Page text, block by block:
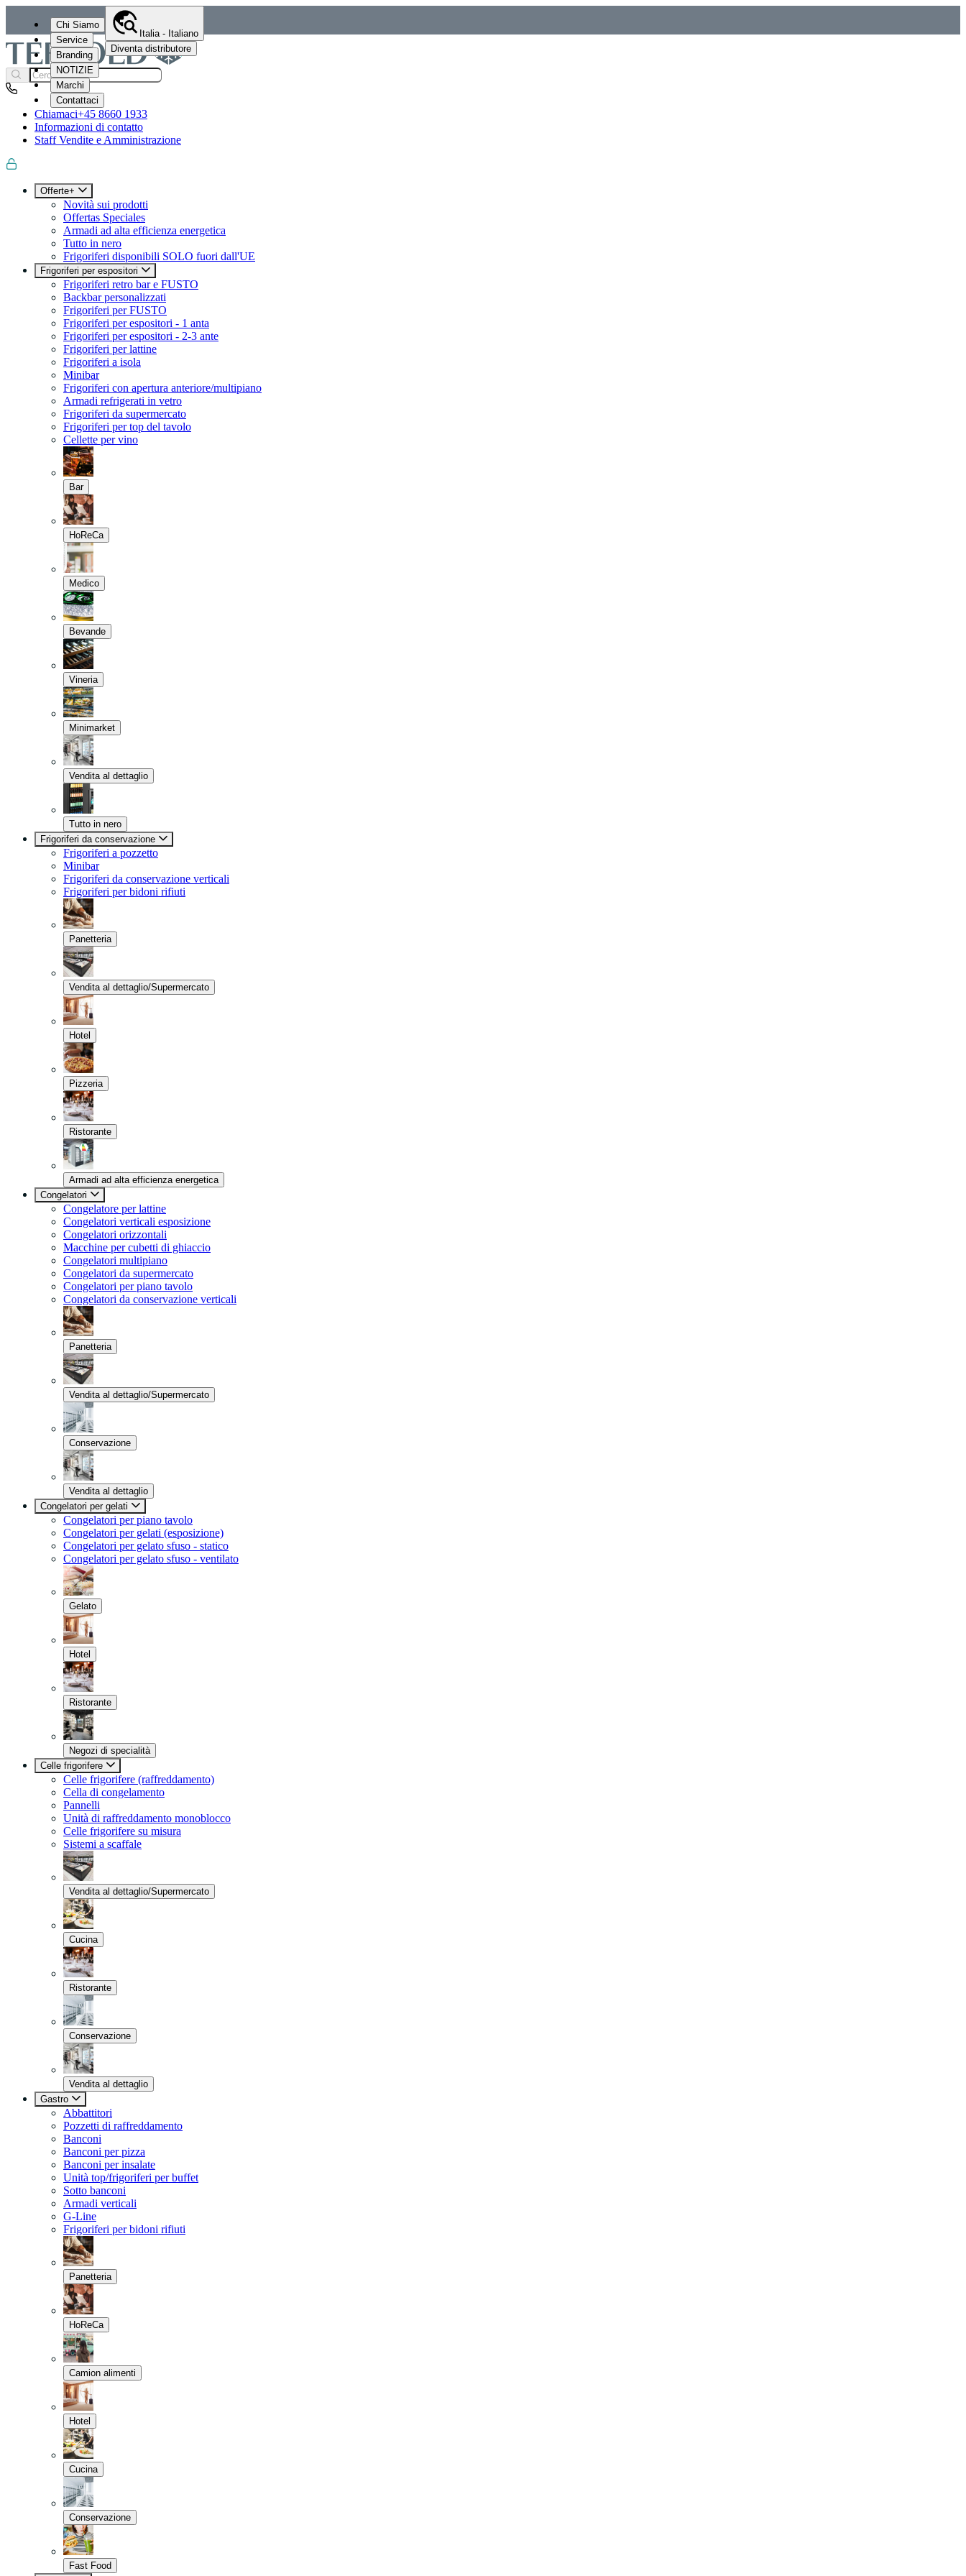
Chi Siamo
Service
Branding
NOTIZIE
Marchi
Contattaci
Italia - Italiano
Diventa distributore
Chiamaci+45 8660 1933
Informazioni di contatto
Staff Vendite e Amministrazione
Offerte+
Novità sui prodotti
Offertas Speciales
Armadi ad alta efficienza energetica
Tutto in nero
Frigoriferi disponibili SOLO fuori dall'UE
Frigoriferi per espositori
Frigoriferi retro bar e FUSTO
Backbar personalizzati
Frigoriferi per FUSTO
Frigoriferi per espositori - 1 anta
Frigoriferi per espositori - 2-3 ante
Frigoriferi per lattine
Frigoriferi a isola
Minibar
Frigoriferi con apertura anteriore/multipiano
Armadi refrigerati in vetro
Frigoriferi da supermercato
Frigoriferi per top del tavolo
Cellette per vino
Bar
HoReCa
Medico
Bevande
Vineria
Minimarket
Vendita al dettaglio
Tutto in nero
Frigoriferi da conservazione
Frigoriferi a pozzetto
Minibar
Frigoriferi da conservazione verticali
Frigoriferi per bidoni rifiuti
Panetteria
Vendita al dettaglio/Supermercato
Hotel
Pizzeria
Ristorante
Armadi ad alta efficienza energetica
Congelatori
Congelatore per lattine
Congelatori verticali esposizione
Congelatori orizzontali
Macchine per cubetti di ghiaccio
Congelatori multipiano
Congelatori da supermercato
Congelatori per piano tavolo
Congelatori da conservazione verticali
Panetteria
Vendita al dettaglio/Supermercato
Conservazione
Vendita al dettaglio
Congelatori per gelati
Congelatori per piano tavolo
Congelatori per gelati (esposizione)
Congelatori per gelato sfuso - statico
Congelatori per gelato sfuso - ventilato
Gelato
Hotel
Ristorante
Negozi di specialità
Celle frigorifere
Celle frigorifere (raffreddamento)
Cella di congelamento
Pannelli
Unità di raffreddamento monoblocco
Celle frigorifere su misura
Sistemi a scaffale
Vendita al dettaglio/Supermercato
Cucina
Ristorante
Conservazione
Vendita al dettaglio
Gastro
Abbattitori
Pozzetti di raffreddamento
Banconi
Banconi per pizza
Banconi per insalate
Unità top/frigoriferi per buffet
Sotto banconi
Armadi verticali
G-Line
Frigoriferi per bidoni rifiuti
Panetteria
HoReCa
Camion alimenti
Hotel
Cucina
Conservazione
Fast Food